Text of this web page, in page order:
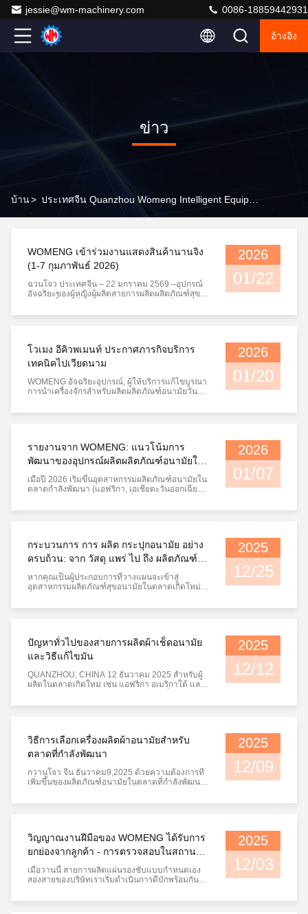
jessie@wm-machinery.com 0086-18859442931
อ้างอิง
ข่าว
บ้าน>
WOMENG เข้าร่วมงานแสดงสินค้านานจิง
(1-7 กุมภาพันธ์ 2026)
ฉวนโจว ประเทศจีน – 22 มกราคม 2569 –อุปกรณ์
อัจฉริยะของผู้หญิงผู้ผลิตสายการผลิตผลิตภัณฑ์สุข
มากกว่า 10 ปี ประกาศในวันนี้ว่าจะเข้าร่วมใน
นิทรรศการจะจัดขึ้นที่ศูนย์แสดงสิน...
2026
01/22
โวเมง อีคิวพเมนท์ ประกาศภารกิจบริการ
เทคนิคไปเวียดนาม
WOMENG อัจฉริยะอุปกรณ์, ผู้ให้บริการแก้ไขบูรณา
การนําเครื่องจักรสําหรับผลิตผลิตภัณฑ์อนามัยวันนี้
งานเชี่ยวชาญ รวมถึงวิศวกรผู้อํานวยการผู้อํานวย
2026
01/20
รายงานจาก WOMENG: แนวโน้มการ
พัฒนาของอุปกรณ์ผลิตผลิตภัณฑ์อนามัยใน
ตลาดใหม่ 2026
เมื่อปี 2026 เริ่มขึ้นอุตสาหกรรมผลิตภัณฑ์อนามัยใน
ตลาดกําลังพัฒนา (แอฟริกา, เอเชียตะวันออกเฉียง
พัฒนาความต้องการของผู้บริโภค กําลังขับเคลื่อน
2026
01/07
กระบวนการ การ ผลิต กระปุกอนามัย อย่าง
ครบถ้วน: จาก วัสดุ แพร่ ไป ถึง ผลิตภัณฑ์
หากคุณเป็นผู้ประกอบการที่วางแผนจะเข้าสู่
อุตสาหกรรมผลิตภัณฑ์สุขอนามัยในตลาดเกิดใหม่
ใต้ การทำความเข้าใจกระบวนการผลิตผ้าอนามัย
และเพิ่มประสิทธิภาพในการดำเนินงาน การผลิต...
2025
12/25
ปัญหาทั่วไปของสายการผลิตผ้าเช็ดอนามัย
และวิธีแก้ไขมัน
QUANZHOU, CHINA 12 ธันวาคม 2025 สำหรับผู้
ผลิตในตลาดเกิดใหม่ เช่น แอฟริกา อเมริกาใต้ และ
สายการผลิตผ้าอนามัยมีความเกี่ยวข้องโดยตรงกับ
ไฟในท้องถิ่นที่ไม่เสถียร คุณภาพวัต...
2025
12/12
วิธีการเลือกเครื่องผลิตผ้าอนามัยสําหรับ
ตลาดที่กําลังพัฒนา
กวานโจว จีน ธันวาคม9,2025 ด้วยความต้องการที่
เพิ่มขึ้นของผลิตภัณฑ์อนามัยในตลาดที่กําลังพัฒนา
ผู้ประกอบการและผู้ผลิตในท้องถิ่นเพิ่มมากขึ้น กําลัง
2025
12/09
วิญญาณงานฝีมือของ WOMENG ได้รับการ
ยกย่องจากลูกค้า - การตรวจสอบในสถานที่
ของสายการผลิต Underpad ของเรา
เมื่อวานนี้ สายการผลิตแผ่นรองซับแบบกำหนดเอง
สองสายของบริษัทเราเริ่มดำเนินการดีบักพร้อมกัน
โรงงานเพื่อทำการตรวจสอบ ณ สถานที่จริง ภายใต้
2025
12/03